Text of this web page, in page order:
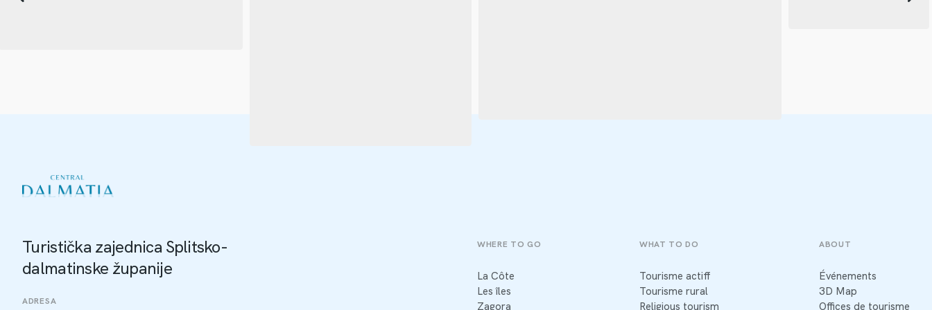
Turistička zajednica Splitsko-
dalmatinske županije
ADRESA
WHERE TO GO
La Côte
Les îles
Zagora
WHAT TO DO
Tourisme actiff
Tourisme rural
Religious tourism
ABOUT
Événements
3D Map
Offices de tourisme